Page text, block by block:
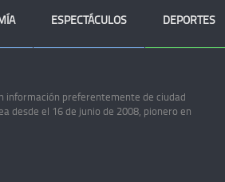
ESPECTÁCULOS DEPORTES
información preferentemente de ciudad
desde el 16 de junio de 2008, pionero en